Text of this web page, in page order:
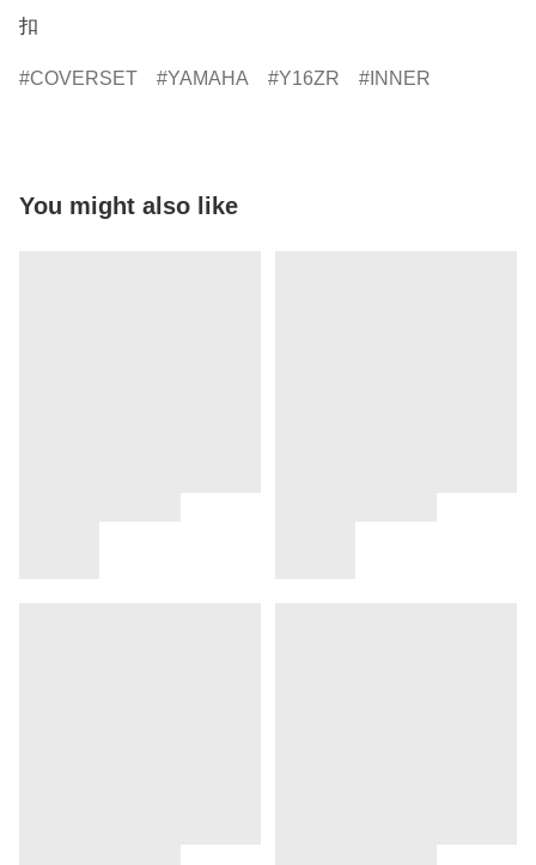
扣
COVERSET YAMAHA Y16ZR INNER
You might also like